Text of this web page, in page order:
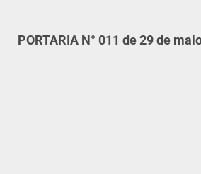
PORTARIA N° 011 de 29 de